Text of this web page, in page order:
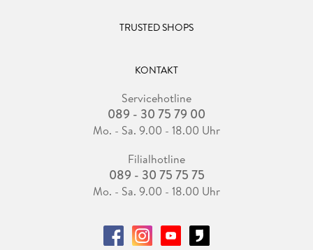
TRUSTED SHOPS
KONTAKT
Servicehotline
089 - 30 75 79 00
Mo. - Sa. 9.00 - 18.00 Uhr
Filialhotline
089 - 30 75 75 75
Mo. - Sa. 9.00 - 18.00 Uhr